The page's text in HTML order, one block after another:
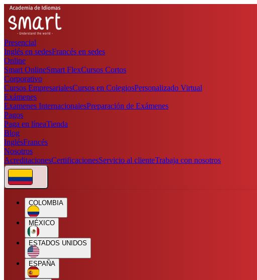
Presencial
Inglés en sedesFrancés en sedes
Online
Smart OnlineSmart FlexCursos Cortos
Corporativo
Cursos EmpresarialesCursos en ColegiosPersonalizado Virtual
Exámenes
Examenes InternacionalesPreparación de Exámenes
Pagos
Paga en líneaTienda
Blog
InglésFrancés
Nosotros
AcreditacionesCertificacionesServicio al clienteTrabaja con nosotros
COLOMBIA
MÉXICO
ESTADOS UNIDOS
ESPAÑA